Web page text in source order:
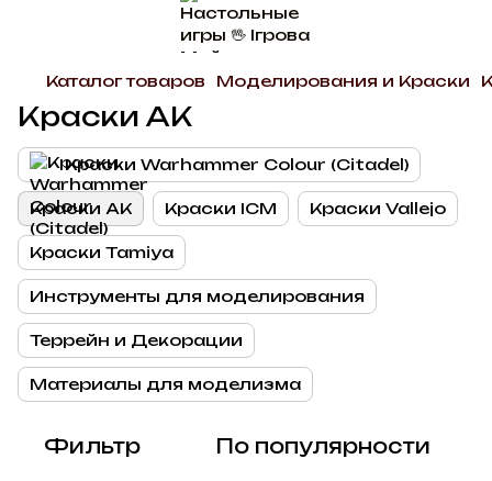
Каталог товаров Моделирования и Краски
Краски АК
Краски Warhammer Colour (Citadel)
Краски АК Краски ICM Краски Vallejo
Краски Tamiya
Инструменты для моделирования
Террейн и Декорации
Материалы для моделизма
Фильтр По популярности